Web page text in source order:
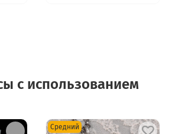
с использованием
Средний